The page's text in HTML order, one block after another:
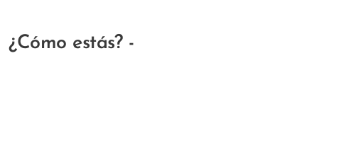
estás? -